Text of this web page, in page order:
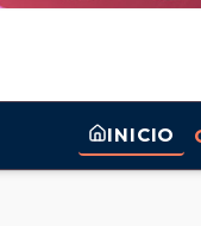
INICIO